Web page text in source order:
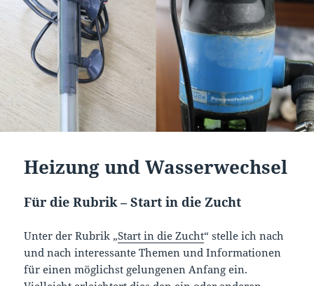
Heizung und Wasserwechsel
Für die Rubrik – Start in die Zucht
Unter der Rubrik „Start in die Zucht“ stelle ich nach
und nach interessante Themen und Informationen
für einen möglichst gelungenen Anfang ein.